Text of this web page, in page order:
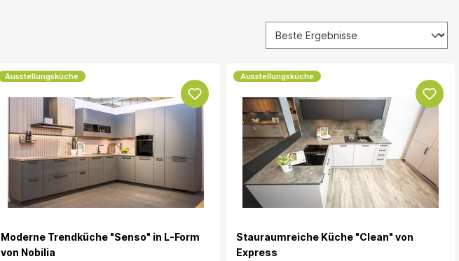
Ausstellungsküche
Moderne Trendküche "Senso" in L-Form
von Nobilia
Ausstellungsküche
Stauraumreiche Küche "Clean" von
Express